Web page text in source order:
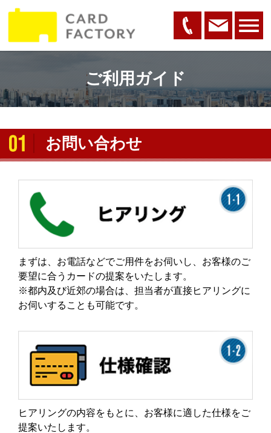
ご利用ガイド
お問い合わせ
まずは、お電話などでご用件をお伺いし、お客様のご
要望に合うカードの提案をいたします。
※都内及び近郊の場合は、担当者が直接ヒアリングに
お伺いすることも可能です。
ヒアリングの内容をもとに、お客様に適した仕様をご
提案いたします。